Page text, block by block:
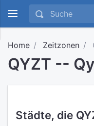
Home Zeitzonen
QYZT --
Städte, die